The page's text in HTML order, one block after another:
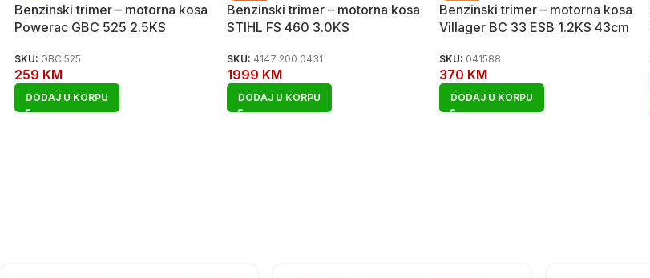
Benzinski trimer – motorna kosa
Powerac GBC 525 2.5KS
SKU: GBC 525
259 KM
DODAJ U KORPU
Benzinski trimer – motorna kosa
STIHL FS 460 3.0KS
SKU: 4147 200 0431
1999 KM
DODAJ U KORPU
Benzinski trimer – motorna kosa
Villager BC 33 ESB 1.2KS 43cm
SKU: 041588
370 KM
DODAJ U KORPU